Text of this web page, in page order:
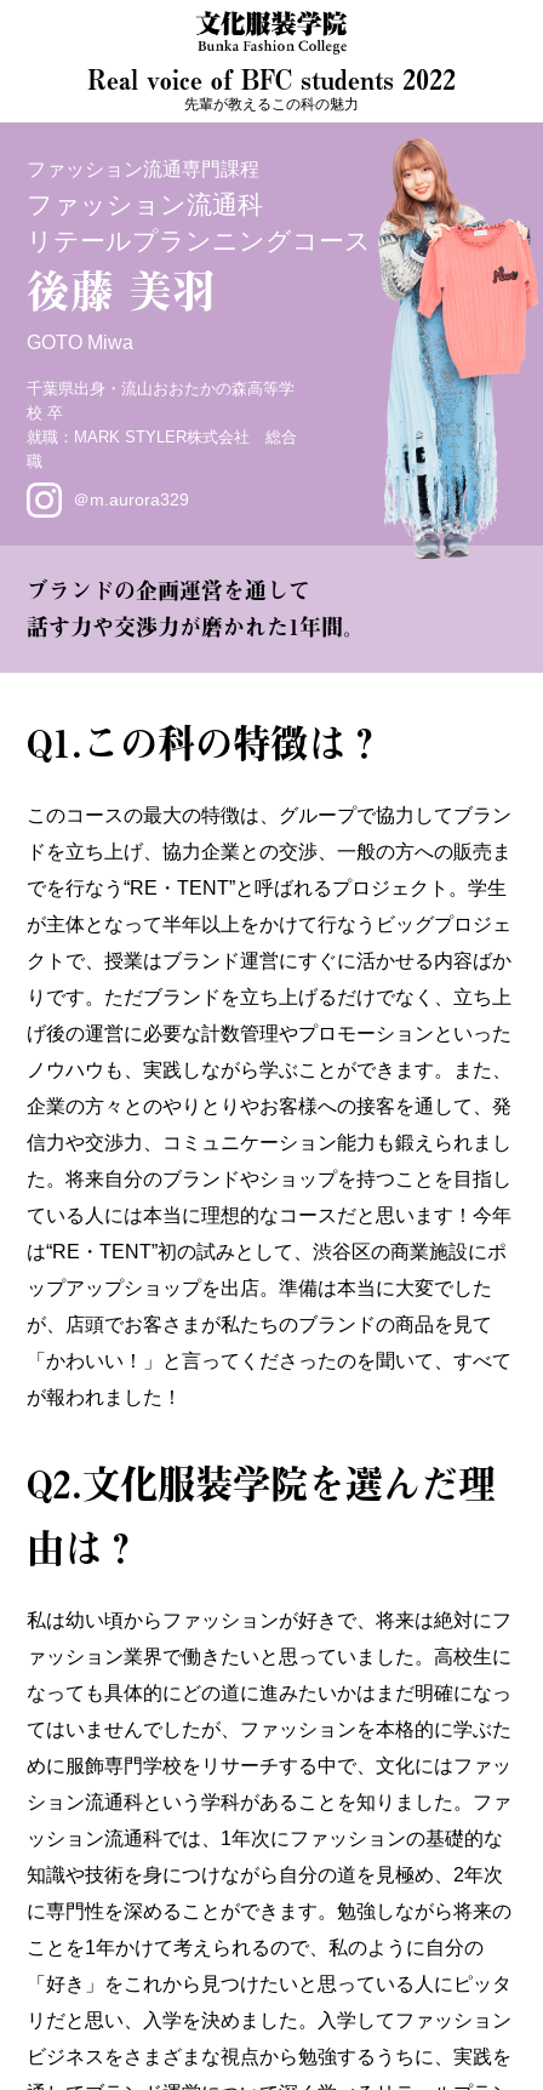
Real voice of BFC students 2022
先輩が教えるこの科の魅力
ファッション流通専門課程
ファッション流通科
リテールプランニングコース
後藤 美羽
GOTO Miwa
千葉県出身・流山おおたかの森高等学
校 卒
就職：MARK STYLER株式会社 総合
職
＠m.aurora329
ブランドの企画運営を通して
話す力や交渉力が磨かれた1年間。
Q1.この科の特徴は？
このコースの最大の特徴は、グループで協力してブラン
ドを立ち上げ、協力企業との交渉、一般の方への販売ま
でを行なう“RE・TENT”と呼ばれるプロジェクト。学生
が主体となって半年以上をかけて行なうビッグプロジェ
クトで、授業はブランド運営にすぐに活かせる内容ばか
りです。ただブランドを立ち上げるだけでなく、立ち上
げ後の運営に必要な計数管理やプロモーションといった
ノウハウも、実践しながら学ぶことができます。また、
企業の方々とのやりとりやお客様への接客を通して、発
信力や交渉力、コミュニケーション能力も鍛えられまし
た。将来自分のブランドやショップを持つことを目指し
ている人には本当に理想的なコースだと思います！今年
は“RE・TENT”初の試みとして、渋谷区の商業施設にポ
ップアップショップを出店。準備は本当に大変でした
が、店頭でお客さまが私たちのブランドの商品を見て
「かわいい！」と言ってくださったのを聞いて、すべて
が報われました！
Q2.文化服装学院を選んだ理
由は？
私は幼い頃からファッションが好きで、将来は絶対にフ
ァッション業界で働きたいと思っていました。高校生に
なっても具体的にどの道に進みたいかはまだ明確になっ
てはいませんでしたが、ファッションを本格的に学ぶた
めに服飾専門学校をリサーチする中で、文化にはファッ
ション流通科という学科があることを知りました。ファ
ッション流通科では、1年次にファッションの基礎的な
知識や技術を身につけながら自分の道を見極め、2年次
に専門性を深めることができます。勉強しながら将来の
ことを1年かけて考えられるので、私のように自分の
「好き」をこれから見つけたいと思っている人にピッタ
リだと思い、入学を決めました。入学してファッション
ビジネスをさまざまな視点から勉強するうちに、実践を